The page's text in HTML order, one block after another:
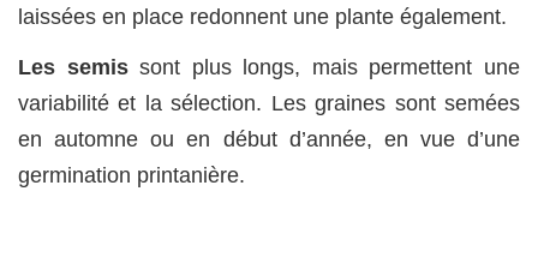
laissées en place redonnent une plante également.
Les semissont plus longs, mais permettent une
variabilité et la sélection. Les graines sont semées
en automne ou en début d’année, en vue d’une
germination printanière.